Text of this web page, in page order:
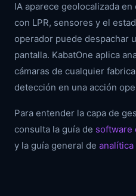
IA aparece geolocalizada
con LPR, sensores y el
operador puede despachar
pantalla. KabatOne aplica
cámaras de cualquier
detección en una acción
Para entender la capa de
consulta la guía de software
y la guía general de